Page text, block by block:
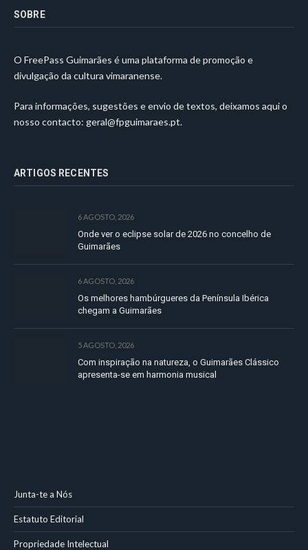
SOBRE
O FreePass Guimarães é uma plataforma de promoção e
divulgação da cultura vimaranense.
Para informações, sugestões e envio de textos, deixamos aqui o
nosso contacto: geral@fpguimaraes.pt.
ARTIGOS RECENTES
6 AGOSTO, 2026
Onde ver o eclipse solar de 2026 no concelho de
Guimarães
6 AGOSTO, 2026
Os melhores hambúrgueres da Península Ibérica
chegam a Guimarães
5 AGOSTO, 2026
Com inspiração na natureza, o Guimarães Clássico
apresenta-se em harmonia musical
Junta-te a Nós
Estatuto Editorial
Propriedade Intelectual